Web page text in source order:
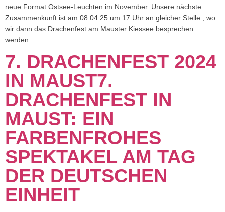
neue Format Ostsee-Leuchten im November. Unsere nächste
Zusammenkunft ist am 08.04.25 um 17 Uhr an gleicher Stelle , wo
wir dann das Drachenfest am Mauster Kiessee besprechen
werden.
7. DRACHENFEST 2024
IN MAUST7.
DRACHENFEST IN
MAUST: EIN
FARBENFROHES
SPEKTAKEL AM TAG
DER DEUTSCHEN
EINHEIT